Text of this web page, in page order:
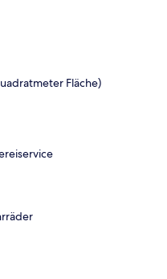
Fläche)